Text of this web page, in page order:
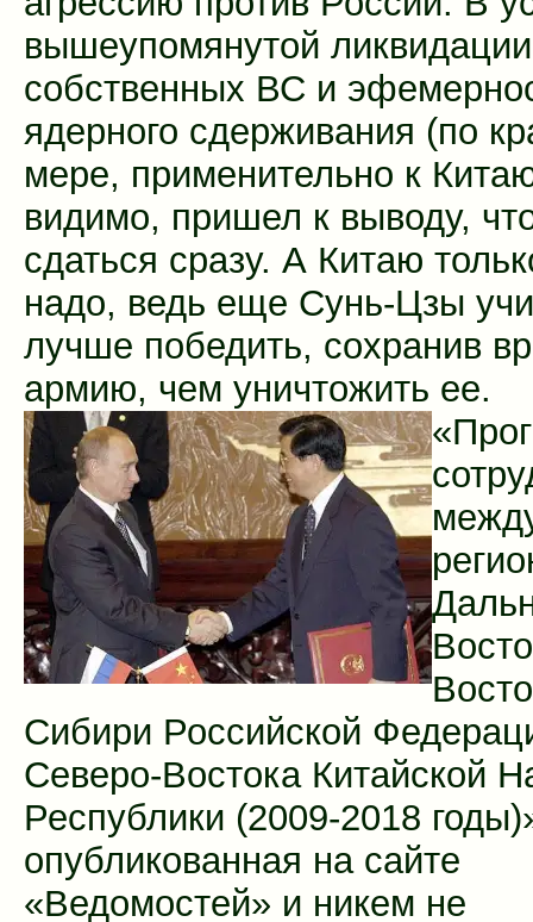
вышеупомянутой
собственных ВС и
ядерного сдерживания (по
мере, применительно к
видимо, пришел к выводу,
сдаться сразу. А Китаю
надо, ведь еще Сунь-Цзы
лучше победить, сохранив
армию, чем уничтожить ее.
Сибири Российской
Северо-Востока Китайской
Республики (2009-2018
опубликованная на сайте
«Ведомостей» и никем не